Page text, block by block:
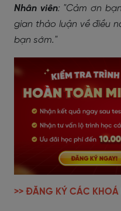
Nhân viên: "Cảm ơn
gian thảo luận về điều
bạn sớm."
>> ĐĂNG KÝ CÁC KHOÁ